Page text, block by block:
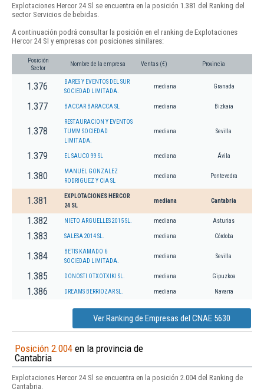
Explotaciones Hercor 24 Sl se encuentra en la posición 1.381 del Ranking del
sector Servicios de bebidas.
A continuación podrá consultar la posición en el ranking de Explotaciones
Hercor 24 Sl y empresas con posiciones similares:
Posición
Sector
Nombre de la empresa Ventas (€) Provincia
1.376
BARES Y EVENTOS DEL SUR
SOCIEDAD LIMITADA.
mediana Granada
1.377 BACCAR BARACCA SL mediana Bizkaia
1.378
RESTAURACION Y EVENTOS
TUMM SOCIEDAD
LIMITADA.
mediana Sevilla
1.379 EL SAUCO 99 SL mediana Ávila
1.380
MANUEL GONZALEZ
RODRIGUEZ Y CIA SL
mediana Pontevedra
1.381
EXPLOTACIONES HERCOR
24 SL
mediana Cantabria
1.382 NIETO ARGUELLES 2015 SL. mediana Asturias
1.383 SALESA 2014 SL. mediana Córdoba
1.384
BETIS KAMADO 6
SOCIEDAD LIMITADA.
mediana Sevilla
1.385 DONOSTI OTXOTXIKI SL. mediana Gipuzkoa
1.386 DREAMS BERRIOZAR SL. mediana Navarra
Ver Ranking de Empresas del CNAE 5630
Posición 2.004 en la provincia de
Cantabria
Explotaciones Hercor 24 Sl se encuentra en la posición 2.004 del Ranking de
Cantabria.